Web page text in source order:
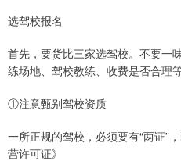
选驾校报名
首先，要货比三家选驾校。不要一
练场地、驾校教练、收费是否合理
①注意甄别驾校资质
一所正规的驾校，必须要有“两证”
营许可证》